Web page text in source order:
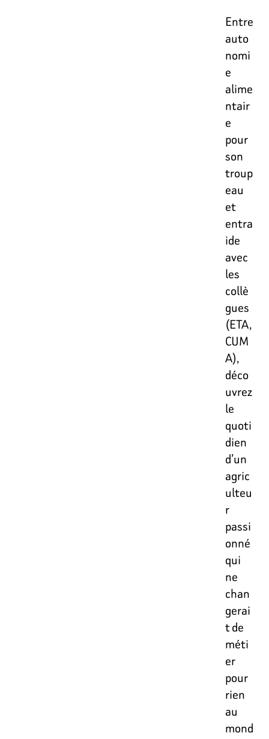
Entre
auto
nomi
e
alime
ntair
e
pour
son
troup
eau
et
entra
ide
avec
les
collè
gues
(ETA,
CUM
A),
déco
uvrez
le
quoti
dien
d’un
agric
ulteu
r
passi
onné
qui
ne
chan
gerai
t de
méti
er
pour
rien
au
mond